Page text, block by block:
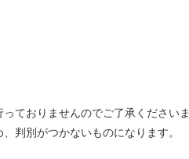
ておりませんのでご了承くださいま
判別がつかないものになります。